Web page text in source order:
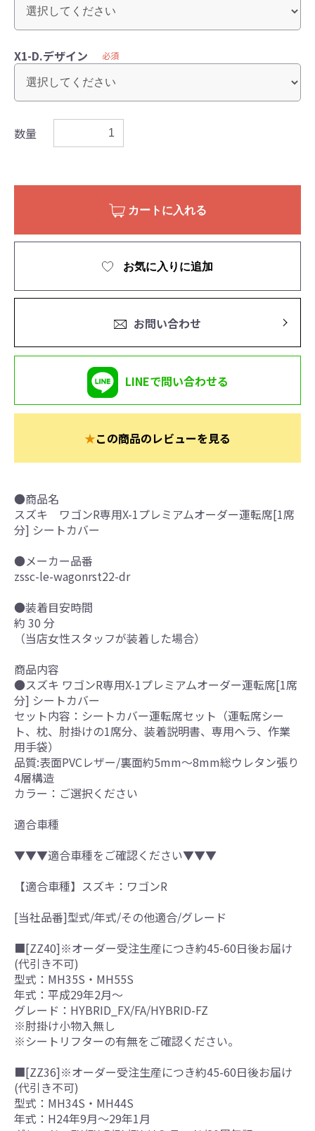
X1-D.デザイン 必須
数量
カートに入れる
お気に入りに追加
お問い合わせ
LINEで問い合わせる
★この商品のレビューを見る
●商品名
スズキ ワゴンR専用X-1プレミアムオーダー運転席[1席
分] シートカバー
●メーカー品番
zssc-le-wagonrst22-dr
●装着目安時間
約 30 分
（当店女性スタッフが装着した場合）
商品内容
●スズキ ワゴンR専用X-1プレミアムオーダー運転席[1席
分] シートカバー
セット内容：シートカバー運転席セット（運転席シー
ト、枕、肘掛けの1席分、装着説明書、専用ヘラ、作業
用手袋）
品質:表面PVCレザー/裏面約5mm～8mm総ウレタン張り
4層構造
カラー：ご選択ください
適合車種
▼▼▼適合車種をご確認ください▼▼▼
【適合車種】スズキ：ワゴンR
[当社品番]型式/年式/その他適合/グレード
■[ZZ40]※オーダー受注生産につき約45-60日後お届け
(代引き不可)
型式：MH35S・MH55S
年式：平成29年2月～
グレード：HYBRID_FX/FA/HYBRID-FZ
※肘掛け小物入無し
※シートリフターの有無をご確認ください。
■[ZZ36]※オーダー受注生産につき約45-60日後お届け
(代引き不可)
型式：MH34S・MH44S
年式：H24年9月～29年1月